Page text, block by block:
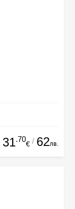
31.70
€ / 62лв.